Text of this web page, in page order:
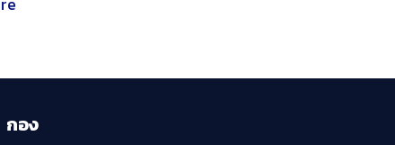
กอง